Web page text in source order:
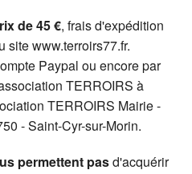
de 45 €, frais d'expédition
site www.terroirs77.fr.
Paypal ou encore par
TERROIRS à
TERROIRS Mairie -
- Saint-Cyr-sur-Morin.
permettent pasd'acquérir